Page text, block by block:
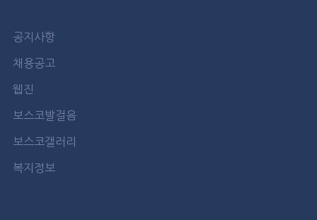
공지사항
채용공고
웹진
보스코발걸음
보스코갤러리
복지정보